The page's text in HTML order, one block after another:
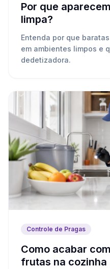
Por que
limpa?
Entenda por que
em ambientes limpos e
dedetizadora.
Controle de Pragas
Como acabar
frutas na cozinha